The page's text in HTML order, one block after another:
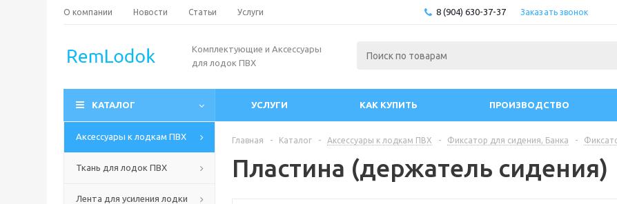
О компании Новости Статьи Услуги 8 (904) 630-37-37 Заказать звонок
Комплектующие и Аксессуары
для лодок ПВХ
КАТАЛОГ УСЛУГИ КАК КУПИТЬ ПРОИЗВОДСТВО
Аксессуары к лодкам ПВХ
Ткань для лодок ПВХ
Лента для усиления лодки
Главная - Каталог - Аксессуары к лодкам ПВХ - Фиксатор для сидения, Банка -
Пластина (держатель сидения)